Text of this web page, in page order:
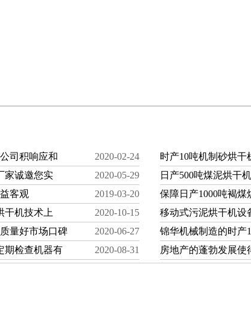
司积响应和
2020-02-24
家诚邀您实
2020-05-29
客观
2019-03-20
干机技术上
2020-10-15
量好市场口碑
2020-06-27
期检查机器有
2020-08-31
时产10吨机制砂烘干
日产500吨煤泥烘干
保障日产1000吨褐煤
移动式污泥烘干机设
锦华机械制造的时产
房地产的蓬勃发展使